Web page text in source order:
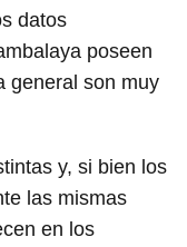
datos
poseen
general son muy
y, si bien los
las mismas
en los